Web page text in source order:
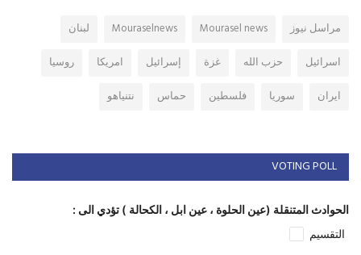
مراسل نيوز Mourasel news
Mouraselnews
لبنان
اسرائيل
حزب الله غزة إسرائيل امريكا
روسيا
ايران
سوريا فلسطين حماس نتنياهو
VOTING POLL
الحوادث المتنقلة (عين الحلوة ، عين ابل ، الكحالة ) تؤدي الى :
التقسيم